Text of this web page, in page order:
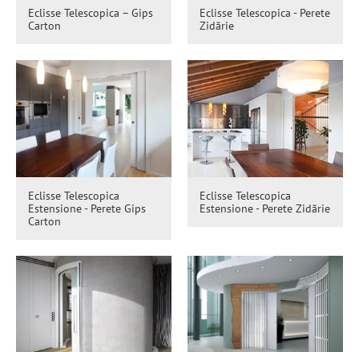
Eclisse Telescopica – Gips
Carton
Eclisse Telescopica - Perete
Zidărie
Eclisse Telescopica
Estensione - Perete Gips
Carton
Eclisse Telescopica
Estensione - Perete Zidărie